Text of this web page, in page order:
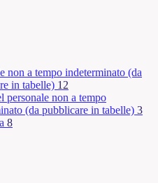
non a tempo indeterminato (da
in tabelle) 12
personale non a tempo
(da pubblicare in tabelle) 3
8